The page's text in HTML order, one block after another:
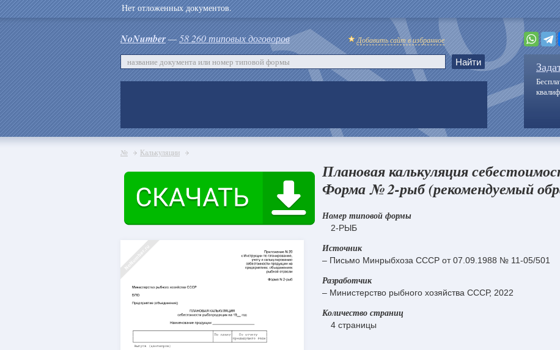
Нет отложенных документов.
NoNumber—58 260 типовых договоров Добавить сайт в избранное
№ Калькуляции
Плановая калькуляция
Форма № 2-рыб (рекомендуемый
Номер типовой формы
2-РЫБ
Источник
– Письмо Минрыбхоза СССР от 07.09.1988 № 11-05/501
Разработчик
– Министерство рыбного хозяйства СССР, 2022
Количество страниц
4 страницы